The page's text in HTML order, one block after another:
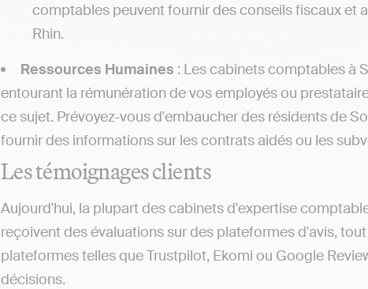
comptables peuvent fournir des conseils fiscaux et
Rhin.
Ressources Humaines : Les cabinets comptables à
entourant la rémunération de vos employés ou
ce sujet. Prévoyez-vous d'embaucher des résidents de
fournir des informations sur les contrats aidés ou les
Les témoignages clients
Aujourd'hui, la plupart des cabinets d'expertise
reçoivent des évaluations sur des plateformes d'avis,
plateformes telles que Trustpilot, Ekomi ou Google
décisions.